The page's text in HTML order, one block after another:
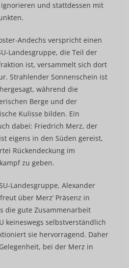
und stattdessen mit
Andechs verspricht einen
Landesgruppe, die Teil der
ist, versammelt sich dort
Strahlender Sonnenschein ist
während die
Berge und der
Kulisse bilden. Ein
dabei: Friedrich Merz, der
eigens in den Süden gereist,
Rückendeckung im
zu geben.
Landesgruppe, Alexander
über Merz‘ Präsenz in
die gute Zusammenarbeit
keineswegs selbstverständlich
sie hervorragend. Daher
bei der Merz in